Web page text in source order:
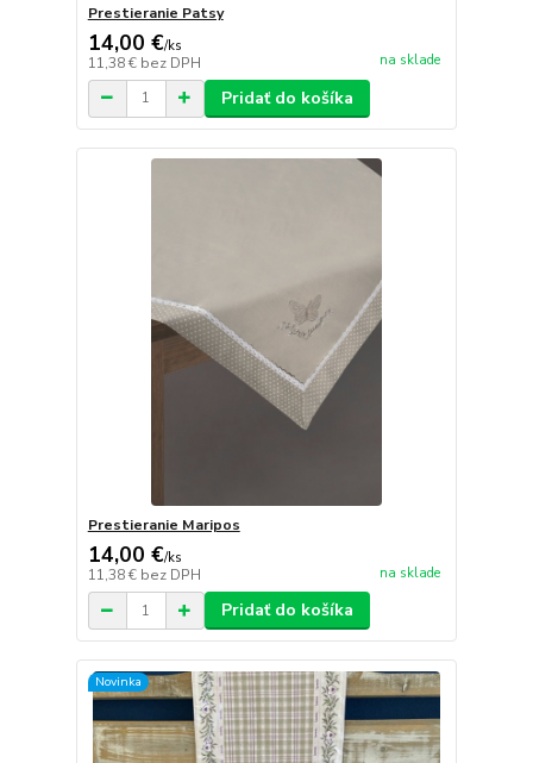
Prestieranie Patsy
14,00 €/ks
11,38 € bez DPH na sklade
Pridať do košíka
Prestieranie Maripos
14,00 €/ks
11,38 € bez DPH na sklade
Pridať do košíka
Novinka